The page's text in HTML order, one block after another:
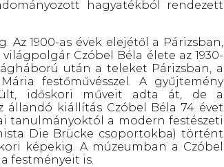
hagyatékból rendezett
Az 1900-as évek elejétől a Párizsban,
Czóbel Béla élete az 1930-
után a teleket Párizsban, a
festőművésszel. A gyűjtemény
időskori műveit adta át, de a
állandó kiállítás Czóbel Béla 74 évet
tanulmányoktól a modern festészeti
Die Brücke csoportokba) történt
képekig. A múzeumban a Czóbel
festményeit is.